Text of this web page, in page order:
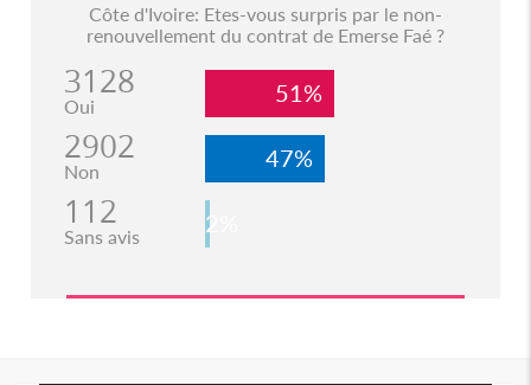
Côte d'Ivoire: Etes-vous surpris par le non-
renouvellement du contrat de Emerse Faé ?
3128
Oui 51%
2902
Non 47%
112
Sans avis 2%